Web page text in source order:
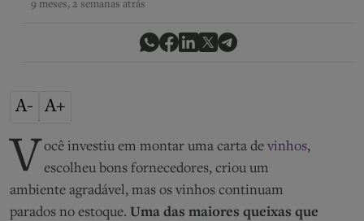
9 meses, 2 semanas atrás
A- A+
V ocê investiu em montar uma carta de vinhos,
escolheu bons fornecedores, criou um
ambiente agradável, mas os vinhos continuam
parados no estoque. Uma das maiores queixas que